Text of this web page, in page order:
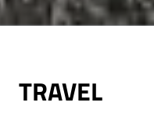
TRAVEL